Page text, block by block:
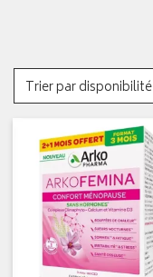
Trier par disponibilité